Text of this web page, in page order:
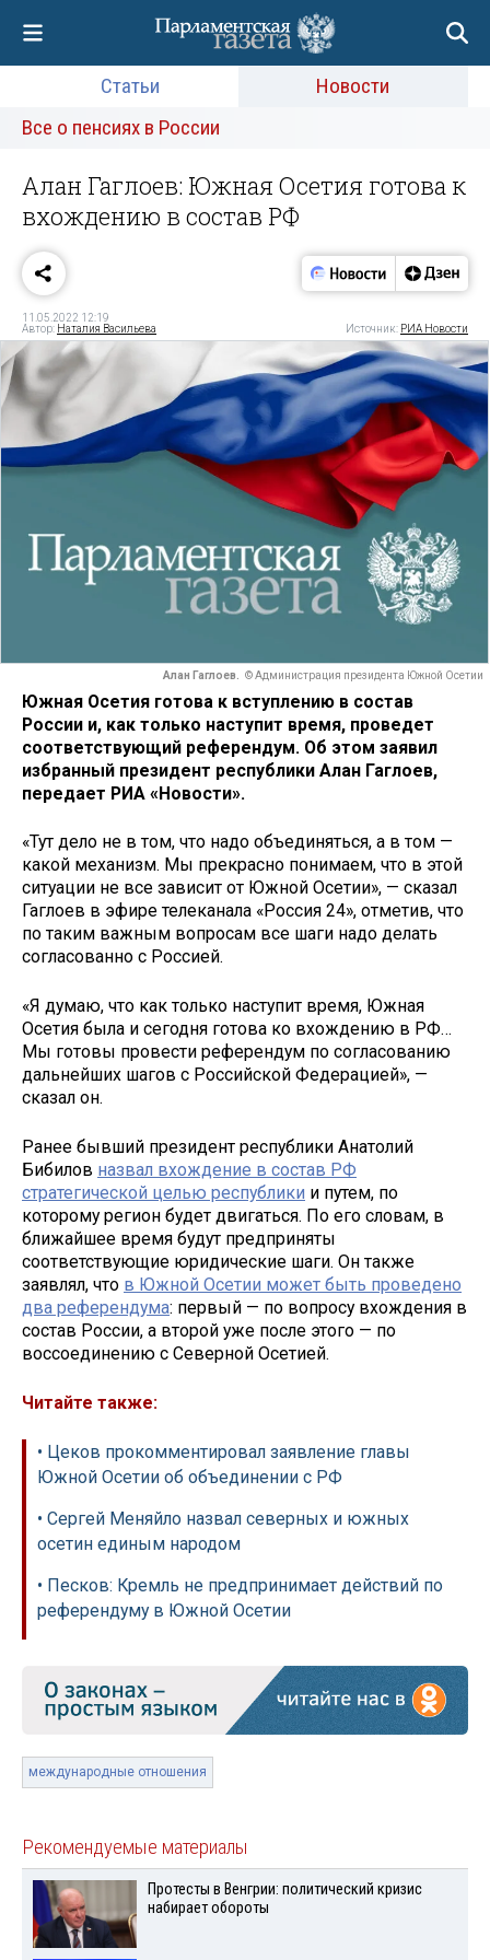
Статьи
Новости
Все о пенсиях в России
Алан Гаглоев: Южная Осетия готова к
вхождению в состав РФ
11.05.2022 12:19
Автор: Наталия Васильева Источник: РИА Новости
Алан Гаглоев. © Администрация президента Южной Осетии
Южная Осетия готова к вступлению в состав
России и, как только наступит время, проведет
соответствующий референдум. Об этом заявил
избранный президент республики Алан Гаглоев,
передает РИА «Новости».
«Тут дело не в том, что надо объединяться, а в том —
какой механизм. Мы прекрасно понимаем, что в этой
ситуации не все зависит от Южной Осетии», — сказал
Гаглоев в эфире телеканала «Россия 24», отметив, что
по таким важным вопросам все шаги надо делать
согласованно с Россией.
«Я думаю, что как только наступит время, Южная
Осетия была и сегодня готова ко вхождению в РФ…
Мы готовы провести референдум по согласованию
дальнейших шагов с Российской Федерацией», —
сказал он.
Ранее бывший президент республики Анатолий
Бибилов назвал вхождение в состав РФ
стратегической целью республики и путем, по
которому регион будет двигаться. По его словам, в
ближайшее время будут предприняты
соответствующие юридические шаги. Он также
заявлял, что в Южной Осетии может быть проведено
два референдума: первый — по вопросу вхождения в
состав России, а второй уже после этого — по
воссоединению с Северной Осетией.
Читайте также:
• Цеков прокомментировал заявление главы
Южной Осетии об объединении с РФ
• Сергей Меняйло назвал северных и южных
осетин единым народом
• Песков: Кремль не предпринимает действий по
референдуму в Южной Осетии
международные отношения
Рекомендуемые материалы
Протесты в Венгрии: политический кризис
набирает обороты